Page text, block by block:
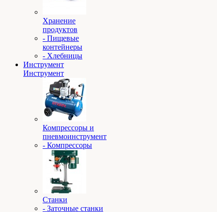
Хранение
продуктов
- Пищевые
контейнеры
- Хлебницы
Инструмент
Инструмент
Компрессоры и
пневмоинструмент
- Компрессоры
Станки
- Заточные станки